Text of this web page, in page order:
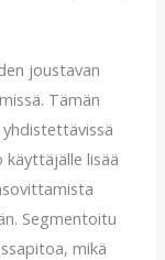
joustavan
Tämän
käyttäjälle lisää
Segmentoitu
mikä